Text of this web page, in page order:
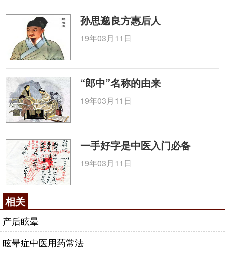
孙思邈良方惠后人
19年03月11日
“郎中”名称的由来
19年03月11日
一手好字是中医入门必备
19年03月11日
相关
产后眩晕
眩晕症中医用药常法